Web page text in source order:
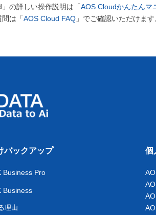
」の詳しい操作説明は「AOS Cloudかんたんマ
問は「AOS Cloud FAQ 」でご確認いただけます
バックアップ
Business Pro
Business
理由
個